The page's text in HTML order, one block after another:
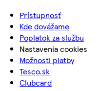
Prístupnosť
Kde dovážame
Poplatok za službu
Nastavenia cookies
Možnosti platby
Tesco.sk
Clubcard